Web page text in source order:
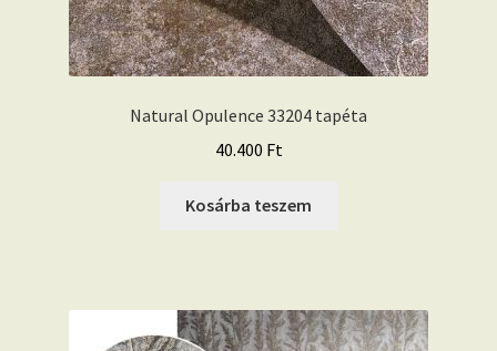
Natural Opulence 33204 tapéta
40.400 Ft
Kosárba teszem